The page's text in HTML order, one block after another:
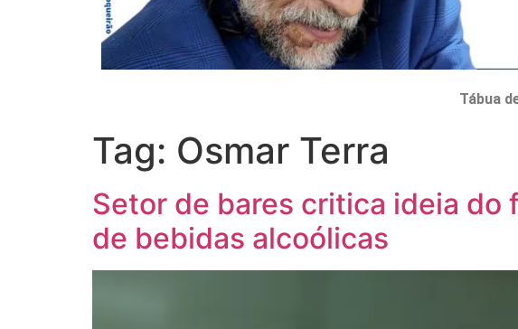
Tábua
Tag: Osmar Terra
Setor de bares critica ideia do
de bebidas alcoólicas